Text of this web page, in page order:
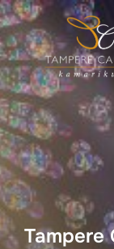
Skip
to
content
Tampere